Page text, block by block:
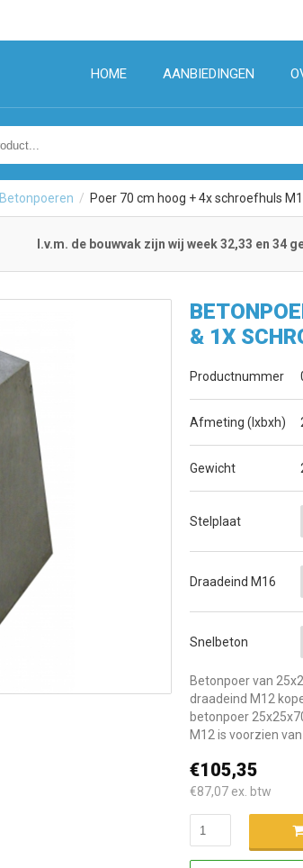
HOME AANBIEDINGEN
Betonpoeren / Poer 70 cm hoog + 4x schroefhuls
I.v.m. de bouwvak zijn wij week 32,33 en 34
& 1X
Productnummer
Afmeting (lxbxh)
Gewicht
Stelplaat
Draadeind M16
Snelbeton
Betonpoer van
draadeind M12
betonpoer
M12 is voorzien van
€105,35
€87,07 ex. btw